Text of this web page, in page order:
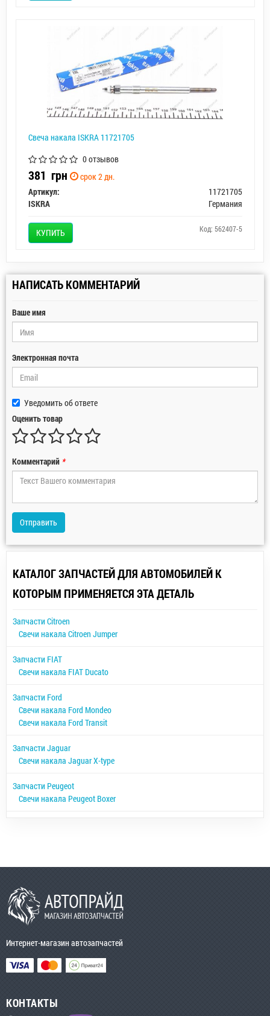
Свеча накала ISKRA 11721705
0 отзывов
381 грн
срок 2 дн.
Артикул:
11721705
ISKRA
Германия
КУПИТЬ Код: 562407-5
НАПИСАТЬ КОММЕНТАРИЙ
Ваше имя
Электронная почта
Уведомить об ответе
Оценить товар
Комментарий *
Отправить
КАТАЛОГ ЗАПЧАСТЕЙ ДЛЯ АВТОМОБИЛЕЙ К
КОТОРЫМ ПРИМЕНЯЕТСЯ ЭТА ДЕТАЛЬ
Запчасти Citroen
Свечи накала Citroen Jumper
Запчасти FIAT
Свечи накала FIAT Ducato
Запчасти Ford
Свечи накала Ford Mondeo
Свечи накала Ford Transit
Запчасти Jaguar
Свечи накала Jaguar X-type
Запчасти Peugeot
Свечи накала Peugeot Boxer
Интернет-магазин автозапчастей
КОНТАКТЫ